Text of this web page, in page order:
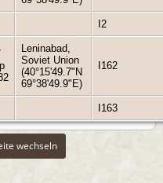
I2
Leninabad,
Soviet Union
(40°15'49.7"N
69°38'49.9"E)
I162
I163
wechseln